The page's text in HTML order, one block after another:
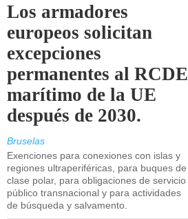
Los armadores
europeos solicitan
excepciones
permanentes al RCDE
marítimo de la UE
después de 2030.
Bruselas
Exenciones para conexiones con islas y
regiones ultraperiféricas, para buques de
clase polar, para obligaciones de servicio
público transnacional y para actividades
de búsqueda y salvamento.